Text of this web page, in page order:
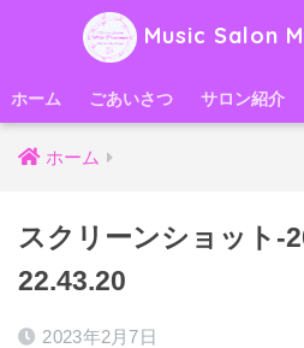
Music Salon
ホーム ごあいさつ サロン紹介
ホーム
スクリーンショット-
22.43.20
2023年2月7日